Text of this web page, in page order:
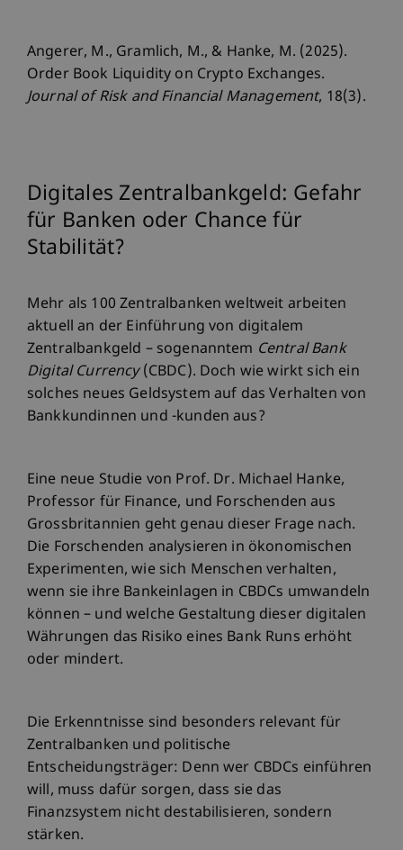
Angerer, M., Gramlich, M., & Hanke, M. (2025).
Order Book Liquidity on Crypto Exchanges.
Journal of Risk and Financial Management, 18(3).
Digitales Zentralbankgeld: Gefahr
für Banken oder Chance für
Stabilität?
Mehr als 100 Zentralbanken weltweit arbeiten
aktuell an der Einführung von digitalem
Zentralbankgeld – sogenanntem Central Bank
Digital Currency(CBDC). Doch wie wirkt sich ein
solches neues Geldsystem auf das Verhalten von
Bankkundinnen und -kunden aus?
Eine neue Studie von Prof. Dr. Michael Hanke,
Professor für Finance, und Forschenden aus
Grossbritannien geht genau dieser Frage nach.
Die Forschenden analysieren in ökonomischen
Experimenten, wie sich Menschen verhalten,
wenn sie ihre Bankeinlagen in CBDCs umwandeln
können – und welche Gestaltung dieser digitalen
Währungen das Risiko eines Bank Runs erhöht
oder mindert.
Die Erkenntnisse sind besonders relevant für
Zentralbanken und politische
Entscheidungsträger: Denn wer CBDCs einführen
will, muss dafür sorgen, dass sie das
Finanzsystem nicht destabilisieren, sondern
stärken.